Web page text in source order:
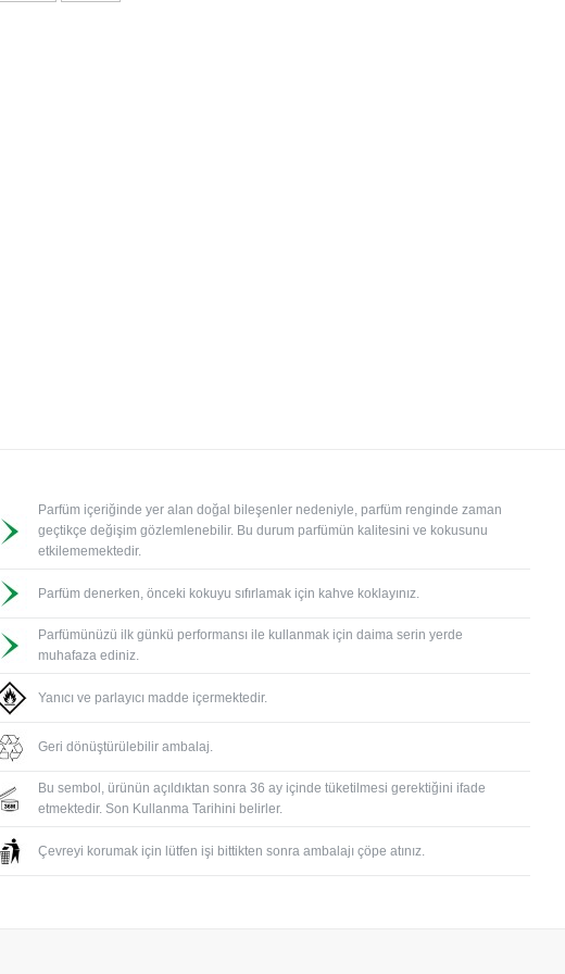
Parfüm içeriğinde yer alan doğal bileşenler nedeniyle, parfüm renginde zaman
geçtikçe değişim gözlemlenebilir. Bu durum parfümün kalitesini ve kokusunu
etkilememektedir.
Parfüm denerken, önceki kokuyu sıfırlamak için kahve koklayınız.
Parfümünüzü ilk günkü performansı ile kullanmak için daima serin yerde
muhafaza ediniz.
Yanıcı ve parlayıcı madde içermektedir.
Geri dönüştürülebilir ambalaj.
Bu sembol, ürünün açıldıktan sonra 36 ay içinde tüketilmesi gerektiğini ifade
etmektedir. Son Kullanma Tarihini belirler.
Çevreyi korumak için lütfen işi bittikten sonra ambalajı çöpe atınız.